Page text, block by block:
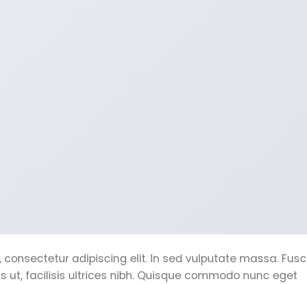
consectetur adipiscing elit. In sed vulputate massa.
ut, facilisis ultrices nibh. Quisque commodo nunc eget